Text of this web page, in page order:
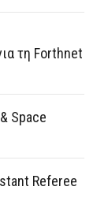
τη Forthnet
Space
Referee